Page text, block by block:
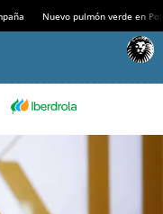
Nuevo pulmón verde en